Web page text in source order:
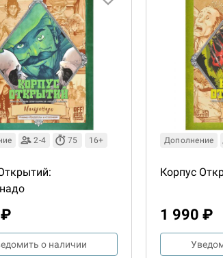
2-4 75 16+
о наличии
Дополнение
Корпус
1 990 ₽